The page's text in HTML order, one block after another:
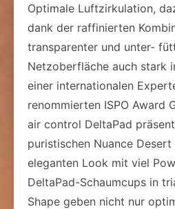
Optimale Luftzirkulation,
dank der raffinierten
transparenter und unter-
Netzoberfläche auch stark
einer internationalen
renommierten ISPO Award
air control DeltaPad
puristischen Nuance
eleganten Look mit viel
DeltaPad-Schaumcups in
Shape geben nicht nur